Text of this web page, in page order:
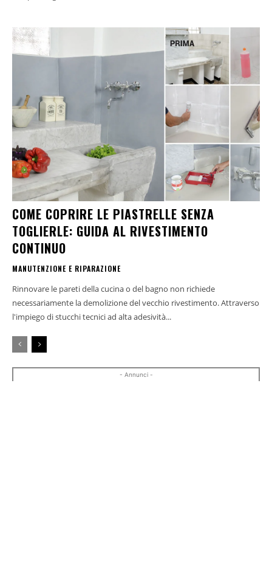
COME COPRIRE LE PIASTRELLE SENZA
TOGLIERLE: GUIDA AL RIVESTIMENTO
CONTINUO
MANUTENZIONE E RIPARAZIONE
Rinnovare le pareti della cucina o del bagno non richiede
necessariamente la demolizione del vecchio rivestimento. Attraverso
l'impiego di stucchi tecnici ad alta adesività...
- Annunci -